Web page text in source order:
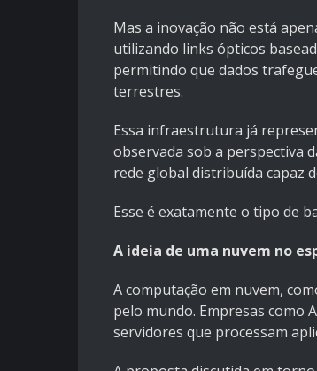
Mas a inovação não está
utilizando links ópticos
permitindo que dados
terrestres.
Essa infraestrutura já
observada sob a perspectiva
rede global distribuída capaz
Esse é exatamente o tipo de
A ideia de uma nuvem no
A computação em nuvem,
pelo mundo. Empresas como
servidores que processam